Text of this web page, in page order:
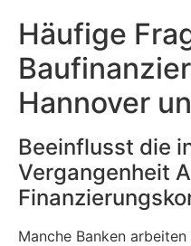
Häufige
Hannover
Beeinflusst die
Vergangenheit
Manche Banken